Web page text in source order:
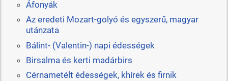
Áfonyák
Az eredeti Mozart-golyó és egyszerű, magyar
utánzata
Bálint- (Valentin-) napi édességek
Birsalma és kerti madárbirs
Cérnametélt édességek, khírek és firnik